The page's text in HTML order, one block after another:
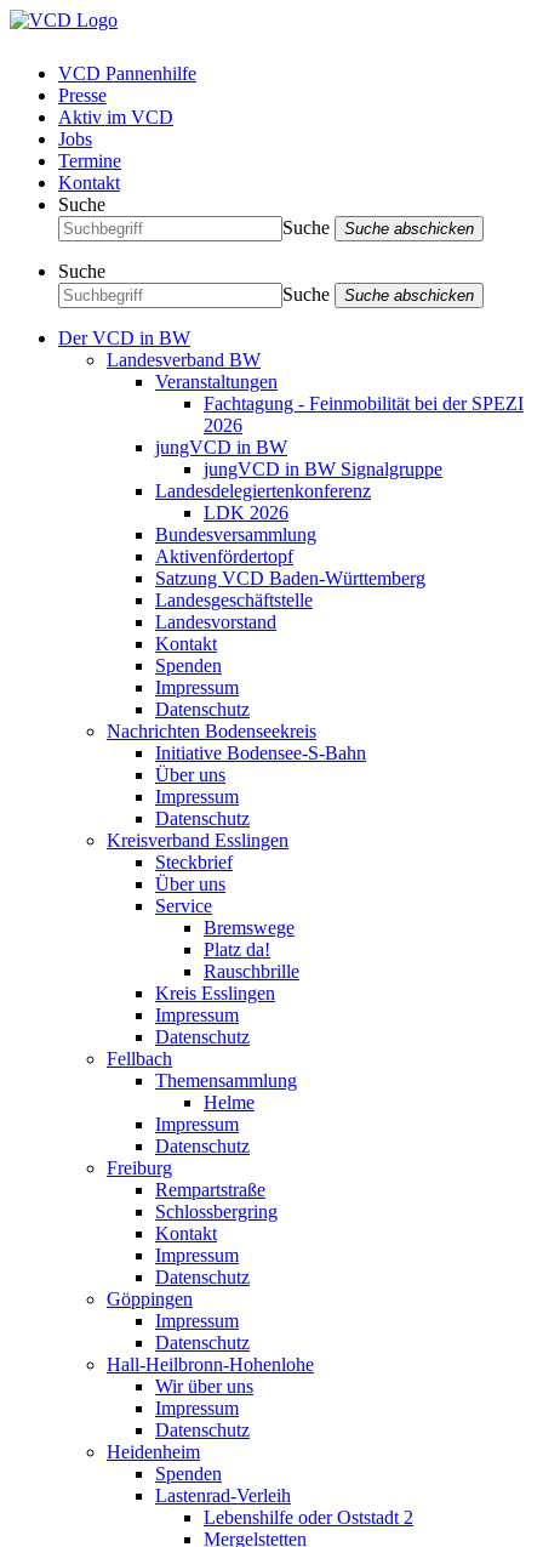
VCD Pannenhilfe
Presse
Aktiv im VCD
Jobs
Termine
Kontakt
Suche
Suche
Suche abschicken
Suche
Suche
Suche abschicken
Der VCD in BW
Landesverband BW
Veranstaltungen
Fachtagung - Feinmobilität bei der SPEZI
2026
jungVCD in BW
jungVCD in BW Signalgruppe
Landesdelegiertenkonferenz
LDK 2026
Bundesversammlung
Aktivenfördertopf
Satzung VCD Baden-Württemberg
Landesgeschäftstelle
Landesvorstand
Kontakt
Spenden
Impressum
Datenschutz
Nachrichten Bodenseekreis
Initiative Bodensee-S-Bahn
Über uns
Impressum
Datenschutz
Kreisverband Esslingen
Steckbrief
Über uns
Service
Bremswege
Platz da!
Rauschbrille
Kreis Esslingen
Impressum
Datenschutz
Fellbach
Themensammlung
Helme
Impressum
Datenschutz
Freiburg
Rempartstraße
Schlossbergring
Kontakt
Impressum
Datenschutz
Göppingen
Impressum
Datenschutz
Hall-Heilbronn-Hohenlohe
Wir über uns
Impressum
Datenschutz
Heidenheim
Spenden
Lastenrad-Verleih
Lebenshilfe oder Oststadt 2
Mergelstetten